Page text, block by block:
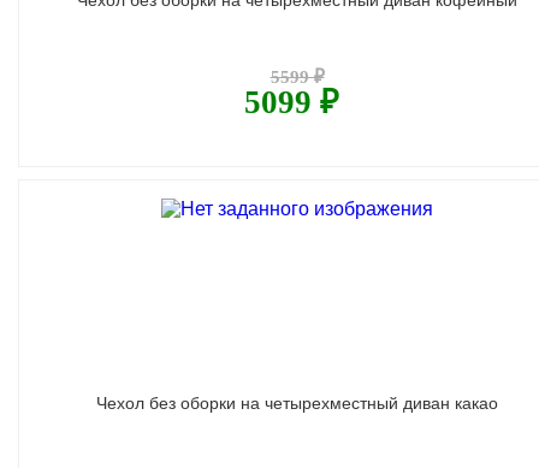
5599 ₽
5099 ₽
Чехол без оборки на четырехместный диван какао